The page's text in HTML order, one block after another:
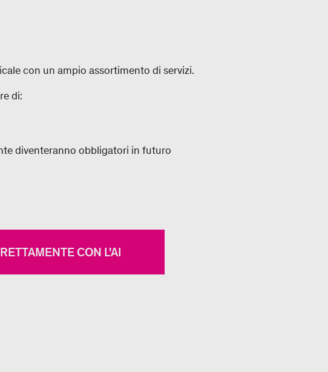
con un ampio assortimento di servizi.
di:
diventeranno obbligatori in futuro
CON L'AI